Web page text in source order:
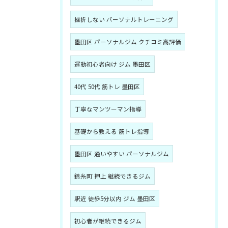
挫折しない パーソナルトレーニング
墨田区 パーソナルジム クチコミ高評価
運動初心者向け ジム 墨田区
40代 50代 筋トレ 墨田区
丁寧なマンツーマン指導
基礎から教える 筋トレ指導
墨田区 通いやすい パーソナルジム
錦糸町 押上 継続できるジム
駅近 徒歩5分以内 ジム 墨田区
初心者が継続できるジム